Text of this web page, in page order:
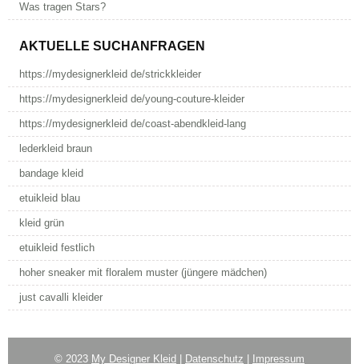
Was tragen Stars?
AKTUELLE SUCHANFRAGEN
https://mydesignerkleid de/strickkleider
https://mydesignerkleid de/young-couture-kleider
https://mydesignerkleid de/coast-abendkleid-lang
lederkleid braun
bandage kleid
etuikleid blau
kleid grün
etuikleid festlich
hoher sneaker mit floralem muster (jüngere mädchen)
just cavalli kleider
© 2023 My Designer Kleid Datenschutz Impressum